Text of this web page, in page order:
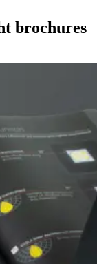
brochures